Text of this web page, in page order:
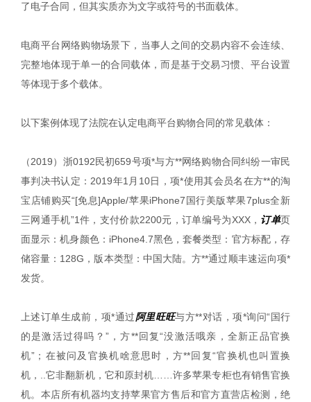
了电子合同，但其实质亦为文字或符号的书面载体。
电商平台网络购物场景下，当事人之间的交易内容不会连续、
完整地体现于单一的合同载体，而是基于交易习惯、平台设置
等体现于多个载体。
以下案例体现了法院在认定电商平台购物合同的常见载体：
（2019）浙0192民初659号项*与方**网络购物合同纠纷一审民
事判决书认定：2019年1月10日，项*使用其会员名在方**的淘
宝店铺购买“[免息]Apple/苹果iPhone7国行美版苹果7plus全新
三网通手机”1件，支付价款2200元，订单编号为XXX， 订单页
面显示：机身颜色：iPhone4.7黑色，套餐类型：官方标配，存
储容量：128G，版本类型：中国大陆。方**通过顺丰速运向项*
发货。
上述订单生成前，项*通过阿里旺旺与方**对话，项*询问“国行
的是激活过得吗？”，方**回复“没激活哦亲，全新正品官换
机”；在被问及官换机啥意思时，方**回复“官换机也叫置换
机，..它非翻新机，它和原封机……许多苹果专柜也有销售官换
机。本店所有机器均支持苹果官方售后和官方直营店检测，绝